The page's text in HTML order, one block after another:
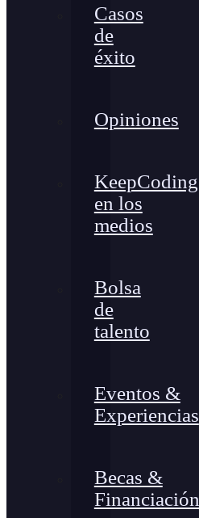
Casos
de
éxito
Opiniones
KeepCoding
en los
medios
Bolsa
de
talento
Eventos &
Experiencias
Becas &
Financiación